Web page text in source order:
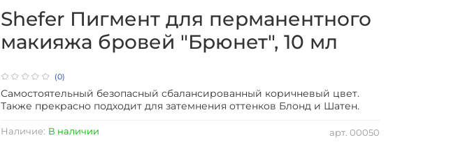
(0)
арт. 00050
Наличие: В наличии
Shefer Пигмент для перманентного
макияжа бровей "Брюнет", 10 мл
Самостоятельный безопасный сбалансированный коричневый цвет.
Также прекрасно подходит для затемнения оттенков Блонд и Шатен.